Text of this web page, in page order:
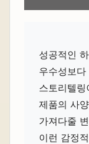
성공적인
우수성보
스토리텔
제품의 사
가져다줄
이런 감정